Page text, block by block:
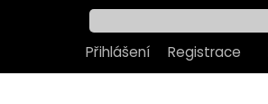
Přihlášení Registrace